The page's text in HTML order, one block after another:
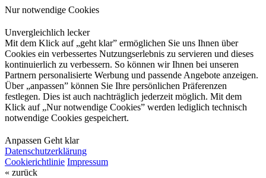
Nur notwendige Cookies
Unvergleichlich lecker
Mit dem Klick auf „geht klar” ermöglichen Sie uns Ihnen über
Cookies ein verbessertes Nutzungserlebnis zu servieren und dieses
kontinuierlich zu verbessern. So können wir Ihnen bei unseren
Partnern personalisierte Werbung und passende Angebote anzeigen.
Über „anpassen” können Sie Ihre persönlichen Präferenzen
festlegen. Dies ist auch nachträglich jederzeit möglich. Mit dem
Klick auf „Nur notwendige Cookies” werden lediglich technisch
notwendige Cookies gespeichert.
Anpassen Geht klar
Datenschutzerklärung
Cookierichtlinie Impressum
« zurück